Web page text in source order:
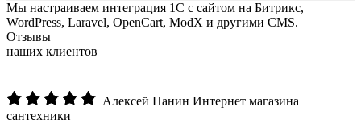
Мы настраиваем интеграция 1С с сайтом на Битрикс,
WordPress, Laravel, OpenCart, ModX и другими CMS.
Отзывы
наших клиентов
Алексей Панин Интернет магазина
сантехники